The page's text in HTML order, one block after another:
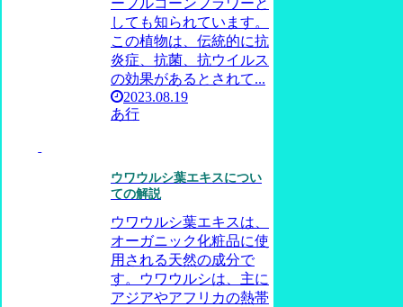
ープルコーンフラワーと
しても知られています。
この植物は、伝統的に抗
炎症、抗菌、抗ウイルス
の効果があるとされて...
2023.08.19
あ行
ウワウルシ葉エキスについ
ての解説
ウワウルシ葉エキスは、
オーガニック化粧品に使
用される天然の成分で
す。ウワウルシは、主に
アジアやアフリカの熱帯